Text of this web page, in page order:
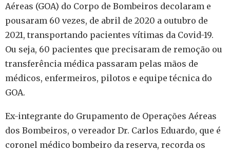
Aéreas (GOA) do Corpo de Bombeiros decolaram e
pousaram 60 vezes, de abril de 2020 a outubro de
2021, transportando pacientes vítimas da Covid-19.
Ou seja, 60 pacientes que precisaram de remoção ou
transferência médica passaram pelas mãos de
médicos, enfermeiros, pilotos e equipe técnica do
GOA.
Ex-integrante do Grupamento de Operações Aéreas
dos Bombeiros, o vereador Dr. Carlos Eduardo, que é
coronel médico bombeiro da reserva, recorda os